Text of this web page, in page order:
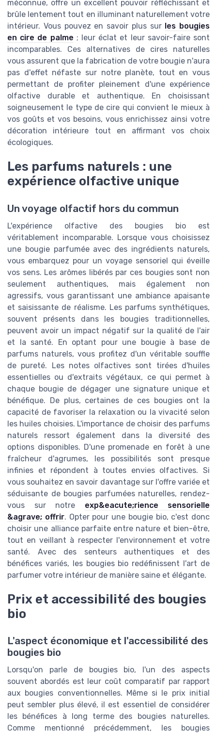
méconnue, offre un excellent pouvoir réfléchissant et
brûle lentement tout en illuminant naturellement votre
intérieur. Vous pouvez en savoir plus sur les bougies
en cire de palme ; leur éclat et leur savoir-faire sont
incomparables. Ces alternatives de cires naturelles
vous assurent que la fabrication de votre bougie n'aura
pas d'effet néfaste sur notre planète, tout en vous
permettant de profiter pleinement d'une expérience
olfactive durable et authentique. En choisissant
soigneusement le type de cire qui convient le mieux à
vos goûts et vos besoins, vous enrichissez ainsi votre
décoration intérieure tout en affirmant vos choix
écologiques.
Les parfums naturels : une
expérience olfactive unique
Un voyage olfactif hors du commun
L'expérience olfactive des bougies bio est
véritablement incomparable. Lorsque vous choisissez
une bougie parfumée avec des ingrédients naturels,
vous embarquez pour un voyage sensoriel qui éveille
vos sens. Les arômes libérés par ces bougies sont non
seulement authentiques, mais également non
agressifs, vous garantissant une ambiance apaisante
et saisissante de réalisme. Les parfums synthétiques,
souvent présents dans les bougies traditionnelles,
peuvent avoir un impact négatif sur la qualité de l'air
et la santé. En optant pour une bougie à base de
parfums naturels, vous profitez d'un véritable souffle
de pureté. Les notes olfactives sont tirées d'huiles
essentielles ou d'extraits végétaux, ce qui permet à
chaque bougie de dégager une signature unique et
bénéfique. De plus, certaines de ces bougies ont la
capacité de favoriser la relaxation ou la vivacité selon
les huiles choisies. L'importance de choisir des parfums
naturels ressort également dans la diversité des
options disponibles. D'une promenade en forêt à une
fraîcheur d'agrumes, les possibilités sont presque
infinies et répondent à toutes envies olfactives. Si
vous souhaitez en savoir davantage sur l'offre variée et
séduisante de bougies parfumées naturelles, rendez-
vous sur notre exp&eacute;rience sensorielle
&agrave; offrir. Opter pour une bougie bio, c'est donc
choisir une alliance parfaite entre nature et bien-être,
tout en veillant à respecter l'environnement et votre
santé. Avec des senteurs authentiques et des
bénéfices variés, les bougies bio redéfinissent l'art de
parfumer votre intérieur de manière saine et élégante.
Prix et accessibilité des bougies
bio
L'aspect économique et l'accessibilité des
bougies bio
Lorsqu'on parle de bougies bio, l'un des aspects
souvent abordés est leur coût comparatif par rapport
aux bougies conventionnelles. Même si le prix initial
peut sembler plus élevé, il est essentiel de considérer
les bénéfices à long terme des bougies naturelles.
Comme mentionné précédemment, les bougies